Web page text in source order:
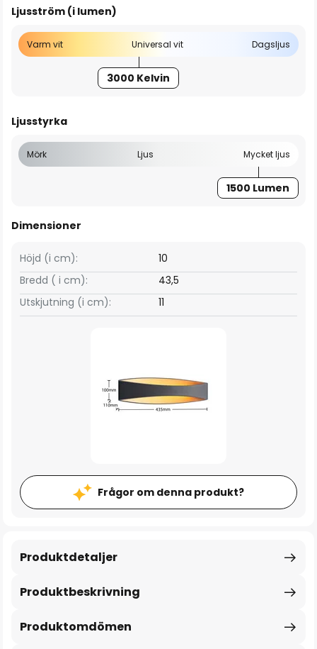
Ljusström (i lumen)
Varm vit Universal vit Dagsljus
3000 Kelvin
Ljusstyrka
Mörk Ljus Mycket ljus
1500 Lumen
Dimensioner
Bredd ( i cm): 43,5
Höjd (i cm): 10
Utskjutning (i cm): 11
Frågor om denna produkt?
Produktbeskrivning
Produktdetaljer
Produktomdömen